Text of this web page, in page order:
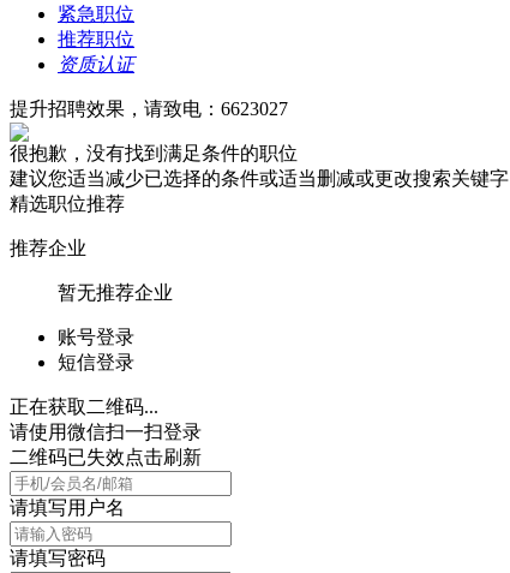
紧急职位
推荐职位
资质认证
提升招聘效果，请致电：6623027
很抱歉，没有找到满足条件的职位
建议您适当减少已选择的条件或适当删减或更改搜索关键字
精选职位推荐
推荐企业
暂无推荐企业
账号登录
短信登录
正在获取二维码...
请使用微信扫一扫登录
二维码已失效点击刷新
请填写用户名
请填写密码